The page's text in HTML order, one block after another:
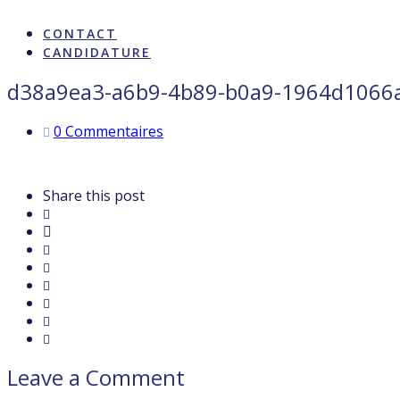
CONTACT
CANDIDATURE
d38a9ea3-a6b9-4b89-b0a9-
0 Commentaires
Share this post
Leave a Comment